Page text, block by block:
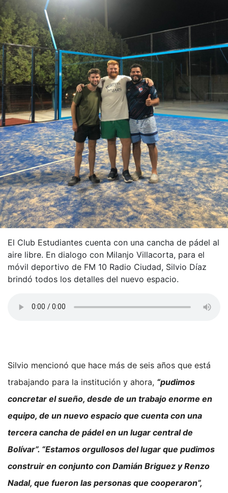
El Club Estudiantes cuenta con una cancha de pádel al
aire libre. En dialogo con Milanjo Villacorta, para el
móvil deportivo de FM 10 Radio Ciudad, Silvio Díaz
brindó todos los detalles del nuevo espacio.
Silvio mencionó que hace más de seis años que está
trabajando para la institución y ahora, “pudimos
concretar el sueño, desde de un trabajo enorme en
equipo, de un nuevo espacio que cuenta con una
tercera cancha de pádel en un lugar central de
Bolívar”. “Estamos orgullosos del lugar que pudimos
construir en conjunto con Damián Briguez y Renzo
Nadal, que fueron las personas que cooperaron”,